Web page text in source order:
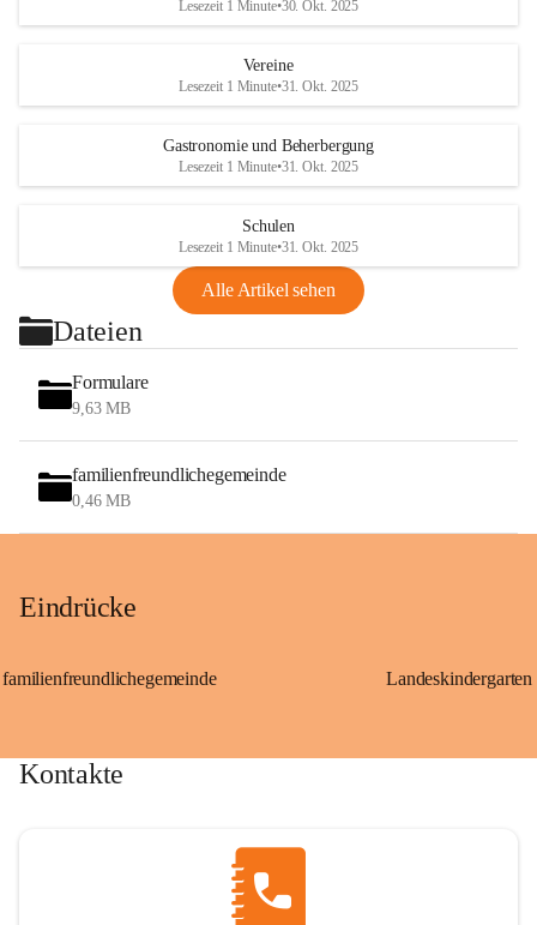
Lesezeit 1 Minute•30. Okt. 2025
Vereine
Lesezeit 1 Minute•31. Okt. 2025
Gastronomie und Beherbergung
Lesezeit 1 Minute•31. Okt. 2025
Schulen
Lesezeit 1 Minute•31. Okt. 2025
Alle Artikel sehen
Dateien
Formulare
9,63 MB
familienfreundlichegemeinde
0,46 MB
Eindrücke
familienfreundlichegemeinde
Kontakte